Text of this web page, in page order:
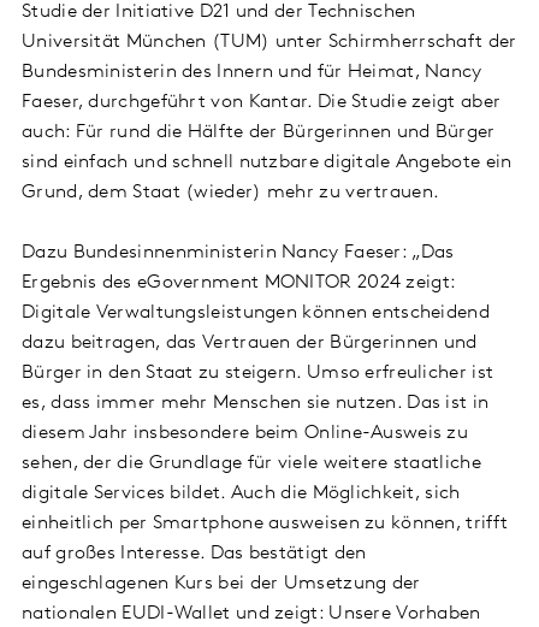
Studie der Initiative D21 und der Technischen
Universität München (TUM) unter Schirmherrschaft der
Bundesministerin des Innern und für Heimat, Nancy
Faeser, durchgeführt von Kantar. Die Studie zeigt aber
auch: Für rund die Hälfte der Bürgerinnen und Bürger
sind einfach und schnell nutzbare digitale Angebote ein
Grund, dem Staat (wieder) mehr zu vertrauen.
Dazu Bundesinnenministerin Nancy Faeser: „Das
Ergebnis des eGovernment MONITOR 2024 zeigt:
Digitale Verwaltungsleistungen können entscheidend
dazu beitragen, das Vertrauen der Bürgerinnen und
Bürger in den Staat zu steigern. Umso erfreulicher ist
es, dass immer mehr Menschen sie nutzen. Das ist in
diesem Jahr insbesondere beim Online-Ausweis zu
sehen, der die Grundlage für viele weitere staatliche
digitale Services bildet. Auch die Möglichkeit, sich
einheitlich per Smartphone ausweisen zu können, trifft
auf großes Interesse. Das bestätigt den
eingeschlagenen Kurs bei der Umsetzung der
nationalen EUDI-Wallet und zeigt: Unsere Vorhaben